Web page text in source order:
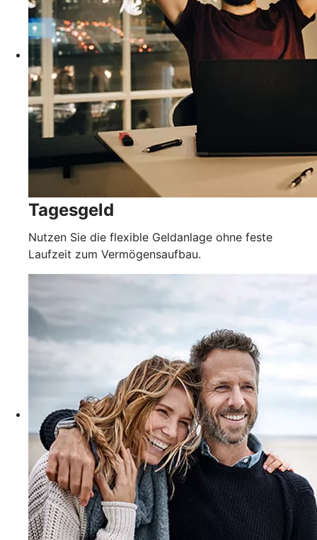
Tagesgeld
Nutzen Sie die flexible Geldanlage ohne feste
Laufzeit zum Vermögensaufbau.